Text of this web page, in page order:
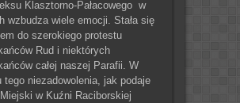
Klasztorno-Pałacowego w
wzbudza wiele emocji. Stała się
do szerokiego protestu
Rud i niektórych
całej naszej Parafii. W
tego niezadowolenia, jak podaje
w Kuźni Raciborskiej